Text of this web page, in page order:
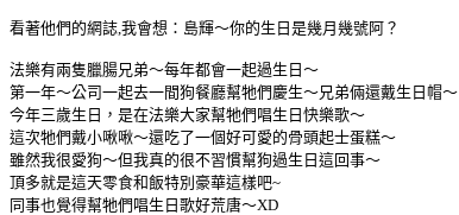
看著他們的網誌,我會想：島輝～你的生日是幾月幾號阿？
法樂有兩隻臘腸兄弟～每年都會一起過生日～
第一年～公司一起去一間狗餐廳幫牠們慶生～兄弟倆還戴生日帽～
今年三歲生日，是在法樂大家幫牠們唱生日快樂歌～
這次牠們戴小啾啾～還吃了一個好可愛的骨頭起士蛋糕～
雖然我很愛狗～但我真的很不習慣幫狗過生日這回事～
頂多就是這天零食和飯特別豪華這樣吧~
同事也覺得幫牠們唱生日歌好荒唐～XD